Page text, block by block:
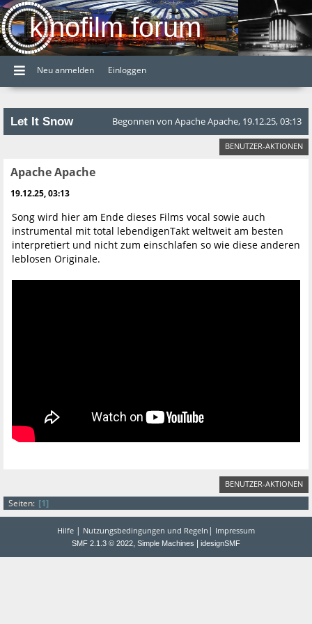
kinofilm forum
Neu anmelden Einloggen
Let It Snow Begonnen von Apache Apache, 19.12.25, 03:13
BENUTZER-AKTIONEN
Apache Apache
19.12.25, 03:13
Song wird hier am Ende dieses Films vocal sowie auch
instrumental mit total lebendigenTakt weltweit am besten
interpretiert und nicht zum einschlafen so wie diese anderen
leblosen Originale.
BENUTZER-AKTIONEN
Seiten 1
Hilfe | Nutzungsbedingungen und Regeln | Impressum
SMF 2.1.3 © 2022, Simple Machines | idesignSMF